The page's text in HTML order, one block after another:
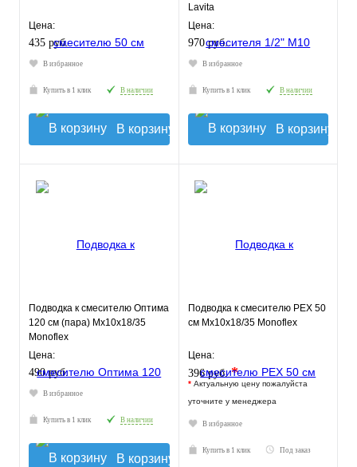
Цена:
435 руб.
В избранное
Купить в 1 клик В наличии
В корзину
Lavita
Цена:
970 руб.
В избранное
Купить в 1 клик В наличии
В корзину
Подводка к смесителю Оптима
120 см (пара) Мх10х18/35
Monoflex
Цена:
490 руб.
В избранное
Купить в 1 клик В наличии
В корзину
Подводка к смесителю РЕХ 50
см Мх10х18/35 Monoflex
Цена:
396 руб.*
* Актуальную цену пожалуйста
уточните у менеджера
В избранное
Купить в 1 клик Под заказ